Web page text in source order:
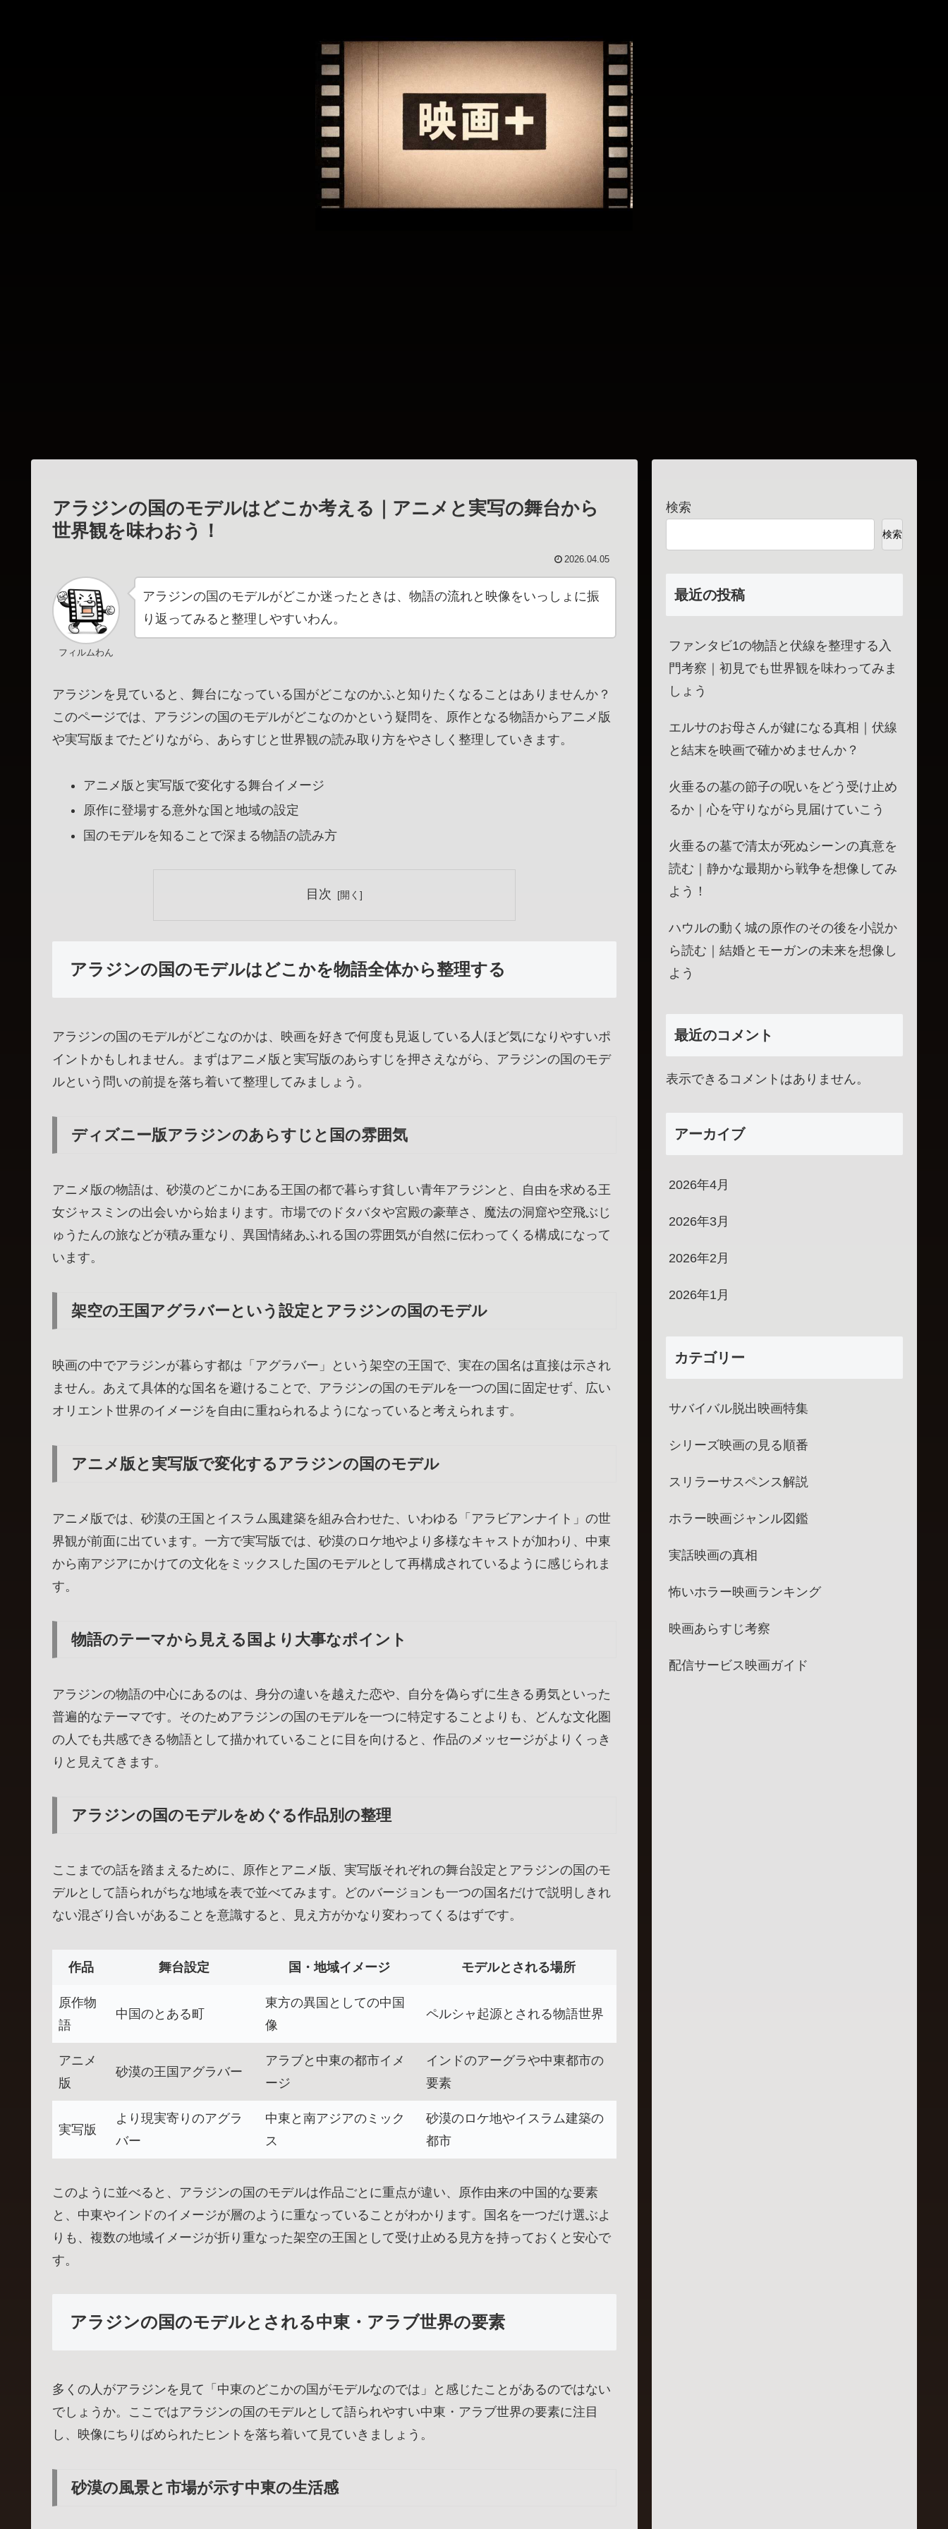
アラジンの国のモデルはどこか考える｜アニメと実写の舞台から
世界観を味わおう！
2026.04.05
フィルムわん
アラジンの国のモデルがどこか迷ったときは、物語の流れと映像をいっしょに振
り返ってみると整理しやすいわん。
アラジンを見ていると、舞台になっている国がどこなのかふと知りたくなることはありませんか？
このページでは、アラジンの国のモデルがどこなのかという疑問を、原作となる物語からアニメ版
や実写版までたどりながら、あらすじと世界観の読み取り方をやさしく整理していきます。
アニメ版と実写版で変化する舞台イメージ
原作に登場する意外な国と地域の設定
国のモデルを知ることで深まる物語の読み方
目次
アラジンの国のモデルはどこかを物語全体から整理する
アラジンの国のモデルがどこなのかは、映画を好きで何度も見返している人ほど気になりやすいポ
イントかもしれません。まずはアニメ版と実写版のあらすじを押さえながら、アラジンの国のモデ
ルという問いの前提を落ち着いて整理してみましょう。
ディズニー版アラジンのあらすじと国の雰囲気
アニメ版の物語は、砂漠のどこかにある王国の都で暮らす貧しい青年アラジンと、自由を求める王
女ジャスミンの出会いから始まります。市場でのドタバタや宮殿の豪華さ、魔法の洞窟や空飛ぶじ
ゅうたんの旅などが積み重なり、異国情緒あふれる国の雰囲気が自然に伝わってくる構成になって
います。
架空の王国アグラバーという設定とアラジンの国のモデル
映画の中でアラジンが暮らす都は「アグラバー」という架空の王国で、実在の国名は直接は示され
ません。あえて具体的な国名を避けることで、アラジンの国のモデルを一つの国に固定せず、広い
オリエント世界のイメージを自由に重ねられるようになっていると考えられます。
アニメ版と実写版で変化するアラジンの国のモデル
アニメ版では、砂漠の王国とイスラム風建築を組み合わせた、いわゆる「アラビアンナイト」の世
界観が前面に出ています。一方で実写版では、砂漠のロケ地やより多様なキャストが加わり、中東
から南アジアにかけての文化をミックスした国のモデルとして再構成されているように感じられま
す。
物語のテーマから見える国より大事なポイント
アラジンの物語の中心にあるのは、身分の違いを越えた恋や、自分を偽らずに生きる勇気といった
普遍的なテーマです。そのためアラジンの国のモデルを一つに特定することよりも、どんな文化圏
の人でも共感できる物語として描かれていることに目を向けると、作品のメッセージがよりくっき
りと見えてきます。
アラジンの国のモデルをめぐる作品別の整理
ここまでの話を踏まえるために、原作とアニメ版、実写版それぞれの舞台設定とアラジンの国のモ
デルとして語られがちな地域を表で並べてみます。どのバージョンも一つの国名だけで説明しきれ
ない混ざり合いがあることを意識すると、見え方がかなり変わってくるはずです。
作品 舞台設定 国・地域イメージ モデルとされる場所
原作物
語
中国のとある町
東方の異国としての中国
像
ペルシャ起源とされる物語世界
アニメ
版
砂漠の王国アグラバー
アラブと中東の都市イメ
ージ
インドのアーグラや中東都市の
要素
実写版
より現実寄りのアグラ
バー
中東と南アジアのミック
ス
砂漠のロケ地やイスラム建築の
都市
このように並べると、アラジンの国のモデルは作品ごとに重点が違い、原作由来の中国的な要素
と、中東やインドのイメージが層のように重なっていることがわかります。国名を一つだけ選ぶよ
りも、複数の地域イメージが折り重なった架空の王国として受け止める見方を持っておくと安心で
す。
アラジンの国のモデルとされる中東・アラブ世界の要素
多くの人がアラジンを見て「中東のどこかの国がモデルなのでは」と感じたことがあるのではない
でしょうか。ここではアラジンの国のモデルとして語られやすい中東・アラブ世界の要素に注目
し、映像にちりばめられたヒントを落ち着いて見ていきましょう。
砂漠の風景と市場が示す中東の生活感
検索
検索
最近の投稿
ファンタビ1の物語と伏線を整理する入
門考察｜初見でも世界観を味わってみま
しょう
エルサのお母さんが鍵になる真相｜伏線
と結末を映画で確かめませんか？
火垂るの墓の節子の呪いをどう受け止め
るか｜心を守りながら見届けていこう
火垂るの墓で清太が死ぬシーンの真意を
読む｜静かな最期から戦争を想像してみ
よう！
ハウルの動く城の原作のその後を小説か
ら読む｜結婚とモーガンの未来を想像し
よう
最近のコメント
表示できるコメントはありません。
アーカイブ
2026年4月
2026年3月
2026年2月
2026年1月
カテゴリー
サバイバル脱出映画特集
シリーズ映画の見る順番
スリラーサスペンス解説
ホラー映画ジャンル図鑑
実話映画の真相
怖いホラー映画ランキング
映画あらすじ考察
配信サービス映画ガイド